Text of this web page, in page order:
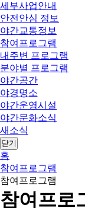
세부사업안내
안전안심 정보
야간교통정보
참여프로그램
내주변 프로그램
분야별 프로그램
야간공간
야경명소
야간운영시설
야간문화소식
새소식
닫기
홈
참여프로그램
참여프로그램
참여프로